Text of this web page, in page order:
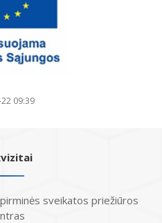
09:39
sveikatos priežiūros